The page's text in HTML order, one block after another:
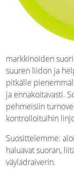
markkinoiden
suuren liidon ja
pitkälle
ja ennakoitavasti.
pehmeisiin
kontrolloituihin
Suosittelemme:
haluavat suoran,
väylädraiverin.